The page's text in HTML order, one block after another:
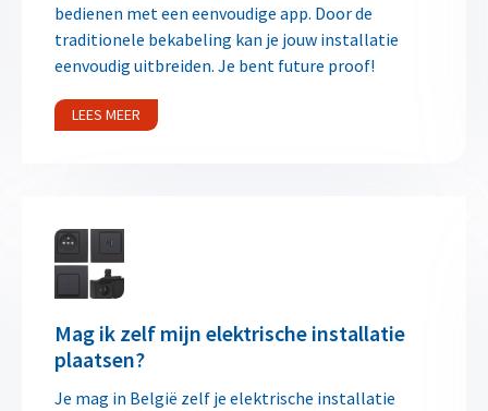
bedienen met een eenvoudige app. Door de
traditionele bekabeling kan je jouw installatie
eenvoudig uitbreiden. Je bent future proof!
LEES MEER
Mag ik zelf mijn elektrische installatie
plaatsen?
Je mag in België zelf je elektrische installatie